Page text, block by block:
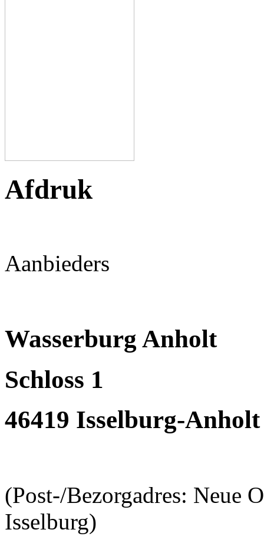
Afdruk
Aanbieders
Wasserburg Anholt
Schloss 1
46419 Isselburg-Anholt
(Post-/Bezorgadres: Neue
Isselburg)